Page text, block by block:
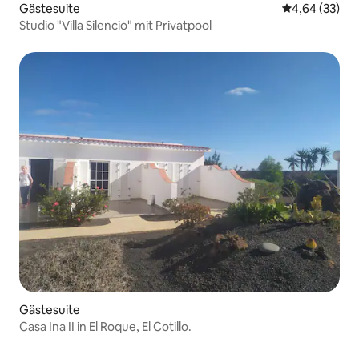
Gästesuite
4,64 (33)
Studio "Villa Silencio" mit Privatpool
Gästesuite
Casa Ina II in El Roque, El Cotillo.